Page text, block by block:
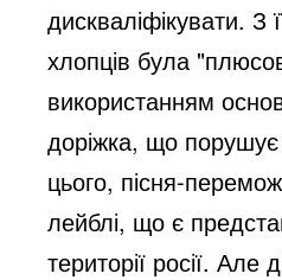
дискваліфікувати. З
хлопців була
використанням
доріжка, що
цього, пісня-
лейблі, що є
території росії. Але